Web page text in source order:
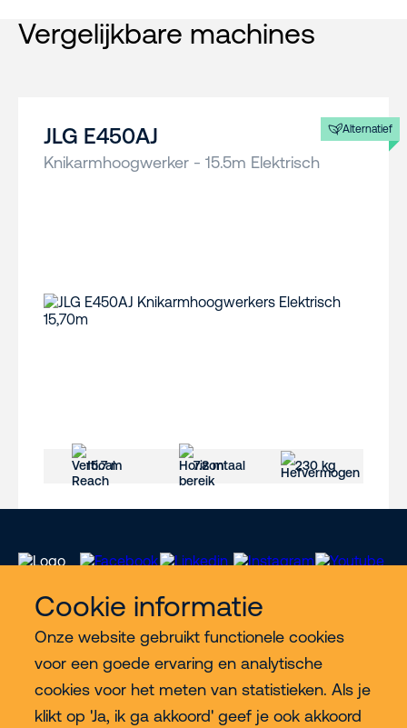
Cookie informatie
Onze website gebruikt functionele cookies
voor een goede ervaring en analytische
cookies voor het meten van statistieken. Als je
klikt op 'Ja, ik ga akkoord' geef je ook akkoord
Vergelijkbare machines
Alternatief
JLG E450AJ
Knikarmhoogwerker - 15.5m Elektrisch
15.7 m 7.8 m 230 kg
Meer Riwal
Industries